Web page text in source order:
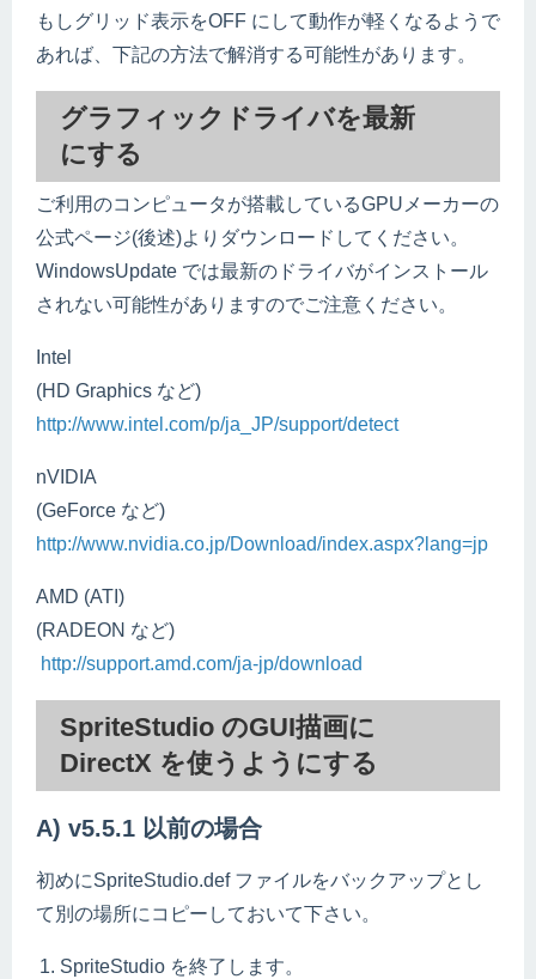
もしグリッド表示をOFF にして動作が軽くなるようで
あれば、下記の方法で解消する可能性があります。
グラフィックドライバを最新
にする
ご利用のコンピュータが搭載しているGPUメーカーの
公式ページ(後述)よりダウンロードしてください。
WindowsUpdate では最新のドライバがインストール
されない可能性がありますのでご注意ください。
Intel
(HD Graphics など)
http://www.intel.com/p/ja_JP/support/detect
nVIDIA
(GeForce など)
http://www.nvidia.co.jp/Download/index.aspx?lang=jp
AMD (ATI)
(RADEON など)
http://support.amd.com/ja-jp/download
SpriteStudio のGUI描画に
DirectX を使うようにする
A) v5.5.1 以前の場合
初めにSpriteStudio.def ファイルをバックアップとし
て別の場所にコピーしておいて下さい。
SpriteStudio を終了します。